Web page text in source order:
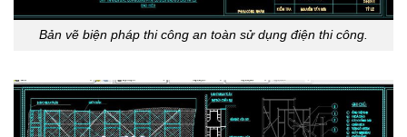
Bản vẽ biện pháp thi công an toàn sử dụng điện thi công.